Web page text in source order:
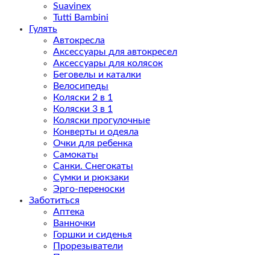
Suavinex
Tutti Bambini
Гулять
Автокресла
Аксессуары для автокресел
Аксессуары для колясок
Беговелы и каталки
Велосипеды
Коляски 2 в 1
Коляски 3 в 1
Коляски прогулочные
Конверты и одеяла
Очки для ребенка
Самокаты
Санки. Снегокаты
Сумки и рюкзаки
Эрго-переноски
Заботиться
Аптека
Ванночки
Горшки и сиденья
Прорезыватели